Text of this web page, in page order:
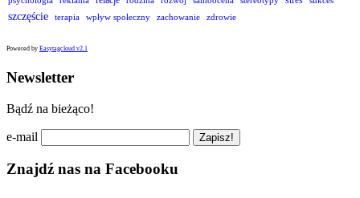
szczęście terapia wpływ społeczny zachowanie zdrowie
Powered by Easytagcloud v2.1
Newsletter
Bądź na bieżąco!
e-mail
Znajdź nas na Facebooku